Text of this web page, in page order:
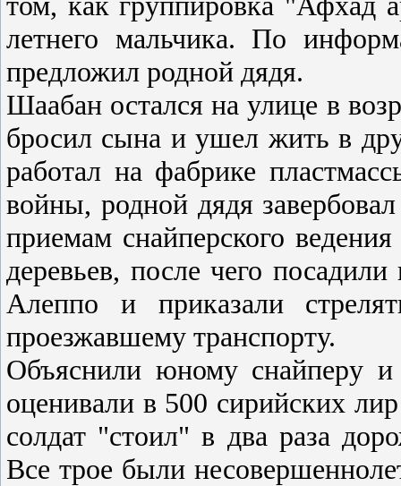
летнего мальчика. По
предложил родной дядя.
Шаабан остался на улице в
бросил сына и ушел жить в
работал на фабрике
войны, родной дядя
приемам снайперского
деревьев, после чего
Алеппо и приказали
проезжавшему транспорту.
Объяснили юному снайперу и
оценивали в 500 сирийских
солдат "стоил" в два раза
Все трое были